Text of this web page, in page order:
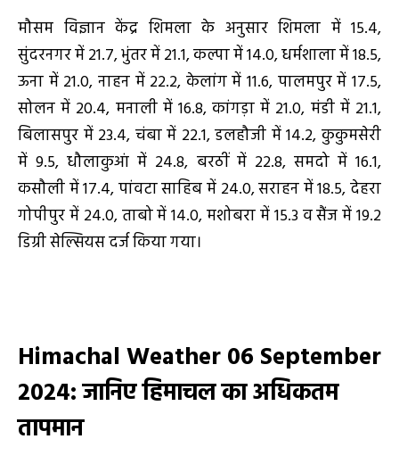
मौसम विज्ञान केंद्र शिमला के अनुसार शिमला में 15.4,
सुंदरनगर में 21.7, भुंतर में 21.1, कल्पा में 14.0, धर्मशाला में 18.5,
ऊना में 21.0, नाहन में 22.2, केलांग में 11.6, पालमपुर में 17.5,
सोलन में 20.4, मनाली में 16.8, कांगड़ा में 21.0, मंडी में 21.1,
बिलासपुर में 23.4, चंबा में 22.1, डलहौजी में 14.2, कुकुमसेरी
में 9.5, धौलाकुआं में 24.8, बरठीं में 22.8, समदो में 16.1,
कसौली में 17.4, पांवटा साहिब में 24.0, सराहन में 18.5, देहरा
गोपीपुर में 24.0, ताबो में 14.0, मशोबरा में 15.3 व सैंज में 19.2
डिग्री सेल्सियस दर्ज किया गया।
Himachal Weather 06 September
2024: जानिए हिमाचल का अधिकतम
तापमान